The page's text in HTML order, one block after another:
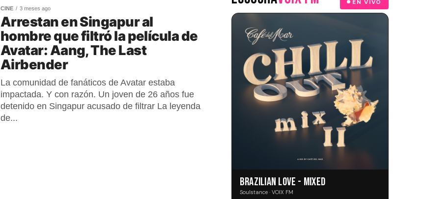
CINE 3 meses ago
Arrestan en Singapur al
hombre que filtró la película de
Avatar: Aang, The Last
Airbender
La comunidad de fanáticos de Avatar estaba
impactada. Y con razón. Un joven de 26 años fue
detenido en Singapur acusado de filtrar La leyenda
de...
EN VIVO
BRAZILIAN LOVE - MIXED
Soulstance · VOIX FM